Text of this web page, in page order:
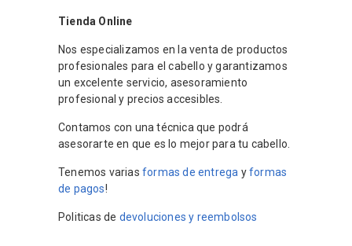
Tienda Online
Nos especializamos en la venta de productos
profesionales para el cabello y garantizamos
un excelente servicio, asesoramiento
profesional y precios accesibles.
Contamos con una técnica que podrá
asesorarte en que es lo mejor para tu cabello.
Tenemos varias formas de entrega yformas
de pagos!
Politicas de devoluciones y reembolsos